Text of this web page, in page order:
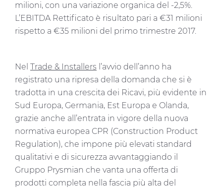
milioni, con una variazione organica del -2,5%.
L’EBITDA Rettificato è risultato pari a €31 milioni
rispetto a €35 milioni del primo trimestre 2017.
Nel Trade & Installers l’avvio dell’anno ha
registrato una ripresa della domanda che si è
tradotta in una crescita dei Ricavi, più evidente in
Sud Europa, Germania, Est Europa e Olanda,
grazie anche all’entrata in vigore della nuova
normativa europea CPR (Construction Product
Regulation), che impone più elevati standard
qualitativi e di sicurezza avvantaggiando il
Gruppo Prysmian che vanta una offerta di
prodotti completa nella fascia più alta del